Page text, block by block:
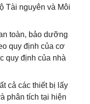
Tài nguyên và Môi
toàn, bảo dưỡng
quy định của cơ
quy định của nhà
cả các thiết bị lấy
phân tích tại hiện